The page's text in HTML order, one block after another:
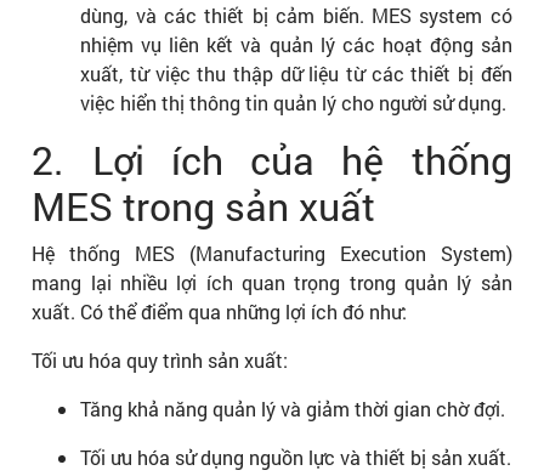
dùng, và các thiết bị cảm biến. MES system có
nhiệm vụ liên kết và quản lý các hoạt động sản
xuất, từ việc thu thập dữ liệu từ các thiết bị đến
việc hiển thị thông tin quản lý cho người sử dụng.
2. Lợi ích của hệ thống
MES trong sản xuất
Hệ thống MES (Manufacturing Execution System)
mang lại nhiều lợi ích quan trọng trong quản lý sản
xuất. Có thể điểm qua những lợi ích đó như:
Tối ưu hóa quy trình sản xuất:
Tăng khả năng quản lý và giảm thời gian chờ đợi.
Tối ưu hóa sử dụng nguồn lực và thiết bị sản xuất.